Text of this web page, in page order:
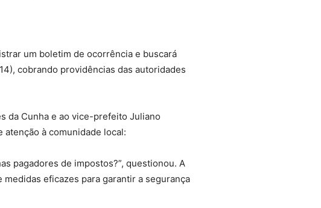
um boletim de ocorrência e buscará
cobrando providências das autoridades
da Cunha e ao vice-prefeito Juliano
atenção à comunidade local:
pagadores de impostos?”, questionou. A
eficazes para garantir a segurança